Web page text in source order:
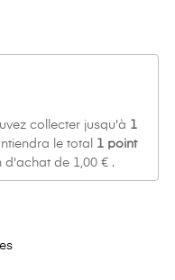
collecter jusqu'à 1
le total 1 point
d'achat de 1,00 € .